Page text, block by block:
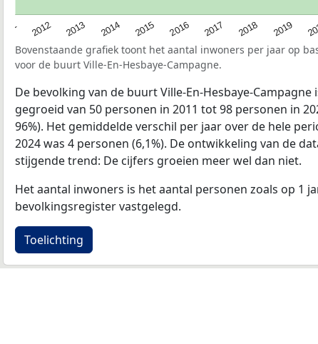
2012 2013 2014 2015 2016 2017 2018 2019
Bovenstaande grafiek toont het aantal inwoners per jaar op
voor de buurt Ville-En-Hesbaye-Campagne.
De bevolking van de buurt Ville-En-Hesbaye-Campagne
gegroeid van 50 personen in 2011 tot 98 personen in
96%). Het gemiddelde verschil per jaar over de hele
2024 was 4 personen (6,1%). De ontwikkeling van de
stijgende trend: De cijfers groeien meer wel dan niet.
Het aantal inwoners is het aantal personen zoals op 1
bevolkingsregister vastgelegd.
Toelichting